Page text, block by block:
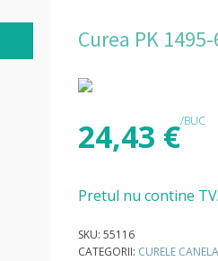
Curea PK
24,43 €/BUC
Pretul nu contine
SKU: 55116
CATEGORII: CURELE